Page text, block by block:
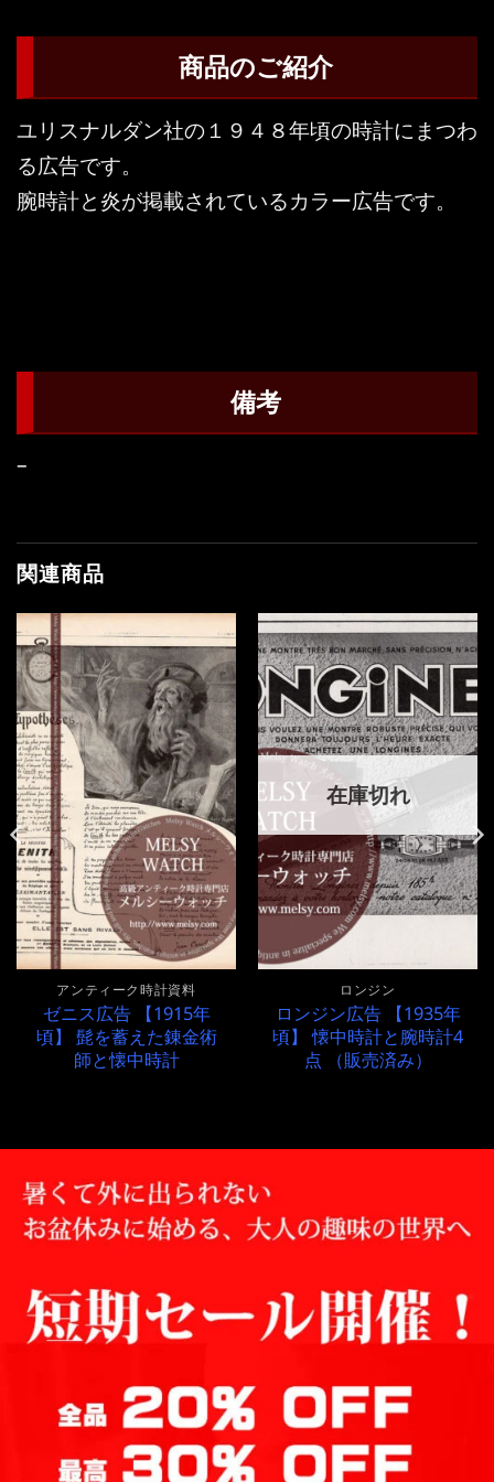
商品のご紹介
ユリスナルダン社の１９４８年頃の時計にまつわ
る広告です。
腕時計と炎が掲載されているカラー広告です。
備考
–
関連商品
アンティーク時計資料
ゼニス広告 【1915年
頃】 髭を蓄えた錬金術
師と懐中時計
在庫切れ
ロンジン
ロンジン広告 【1935年
頃】 懐中時計と腕時計4
点 （販売済み）